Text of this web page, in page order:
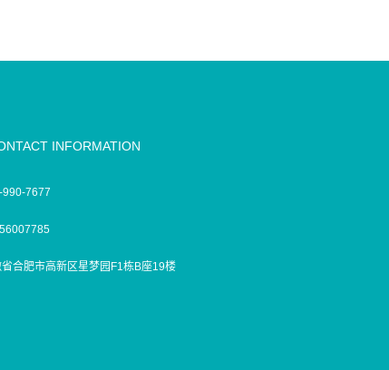
INFORMATION
990-7677
合肥市高新区星梦园F1栋B座19楼